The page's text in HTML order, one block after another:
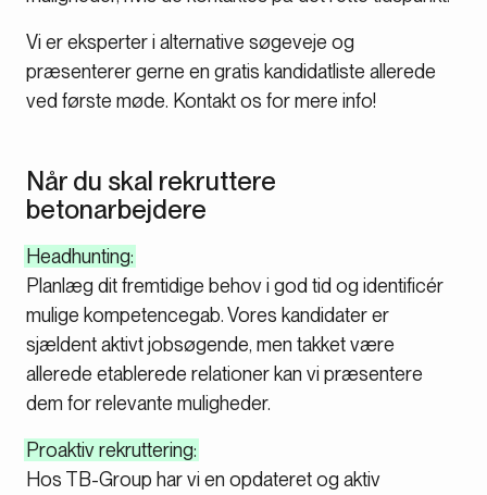
Vi er eksperter i alternative søgeveje og
præsenterer gerne en gratis kandidatliste allerede
ved første møde. Kontakt os for mere info!
Når du skal rekruttere
betonarbejdere
Headhunting:
Planlæg dit fremtidige behov i god tid og identificér
mulige kompetencegab. Vores kandidater er
sjældent aktivt jobsøgende, men takket være
allerede etablerede relationer kan vi præsentere
dem for relevante muligheder.
Proaktiv rekruttering:
Hos TB-Group har vi en opdateret og aktiv